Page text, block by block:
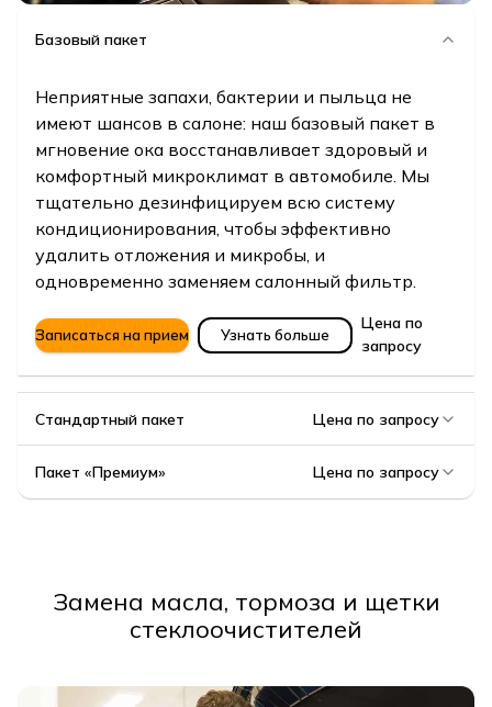
Базовый пакет
Неприятные запахи, бактерии и пыльца не
имеют шансов в салоне: наш базовый пакет в
мгновение ока восстанавливает здоровый и
комфортный микроклимат в автомобиле. Мы
тщательно дезинфицируем всю систему
кондиционирования, чтобы эффективно
удалить отложения и микробы, и
одновременно заменяем салонный фильтр.
Записаться на прием Узнать больше
Цена по
запросу
Стандартный пакет Цена по запросу
Пакет «Премиум» Цена по запросу
Замена масла, тормоза и щетки
стеклоочистителей